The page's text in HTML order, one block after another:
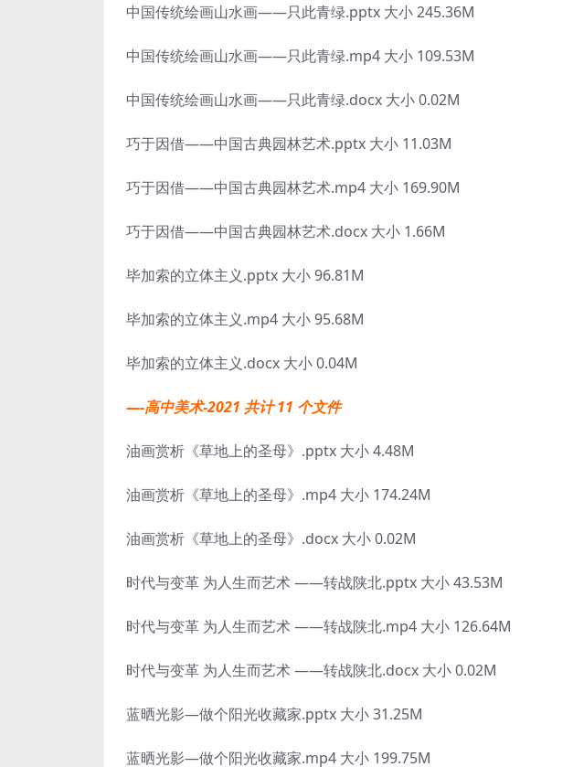
中国传统绘画山水画——只此青绿.pptx 大小 245.36M
中国传统绘画山水画——只此青绿.mp4 大小 109.53M
中国传统绘画山水画——只此青绿.docx 大小 0.02M
巧于因借——中国古典园林艺术.pptx 大小 11.03M
巧于因借——中国古典园林艺术.mp4 大小 169.90M
巧于因借——中国古典园林艺术.docx 大小 1.66M
毕加索的立体主义.pptx 大小 96.81M
毕加索的立体主义.mp4 大小 95.68M
毕加索的立体主义.docx 大小 0.04M
—-高中美术-2021 共计 11 个文件
油画赏析《草地上的圣母》.pptx 大小 4.48M
油画赏析《草地上的圣母》.mp4 大小 174.24M
油画赏析《草地上的圣母》.docx 大小 0.02M
时代与变革 为人生而艺术 ——转战陕北.pptx 大小 43.53M
时代与变革 为人生而艺术 ——转战陕北.mp4 大小 126.64M
时代与变革 为人生而艺术 ——转战陕北.docx 大小 0.02M
蓝晒光影—做个阳光收藏家.pptx 大小 31.25M
蓝晒光影—做个阳光收藏家.mp4 大小 199.75M